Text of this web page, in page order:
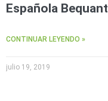
Española Bequant
CONTINUAR LEYENDO »
julio 19, 2019